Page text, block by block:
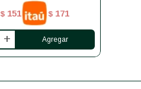
$ 151 $ 171
+